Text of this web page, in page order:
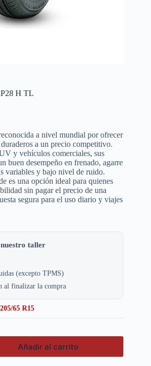
H TL
a nivel mundial por ofrecer
a un precio competitivo.
y vehículos comerciales, sus
buen desempeño en frenado, agarre
variables y bajo nivel de ruido.
es una opción ideal para quienes
sin pagar el precio de una
segura para el uso diario y viajes
taller
(excepto TPMS)
al finalizar la compra
65 R15
Añadir al carrito